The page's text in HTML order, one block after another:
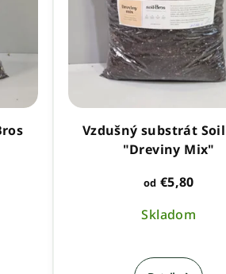
Vzdušný substrát
"Dreviny Mix"
od €5,80
Skladom